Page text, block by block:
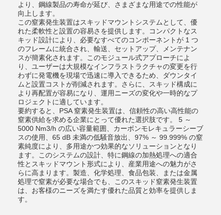
より、鋼線製品の寿命が延び、さまざまな用途での性能が
向上します。
この窒素発生装置はスキッドマウントシステムとして、優
れた柔軟性と設置の容易さを提供します。コンパクトなス
キッド設計により、必要なすべてのコンポーネントが 1 つ
のフレームに統合され、輸送、セットアップ、メンテナン
スが簡素化されます。このモジュール式アプローチによ
り、ユーザーは大規模なインフラストラクチャの変更を行
わずに発電機を現場で迅速に導入できるため、ダウンタイ
ムと設置コストが削減されます。さらに、スキッド構成に
より再配置が容易になり、運用ニーズの変化や一時的なプ
ロジェクトに適しています。
要約すると、PSA 窒素発生装置は、信頼性の高い高性能の
窒素供給を求める企業にとって優れた選択肢です。 5 ～
5000 Nm3/h の広い容量範囲、カーボンモレキュラーシーブ
スの使用、65 dB 未満の低騒音放出、97% ～ 99.999% の窒
素純度により、多用途かつ効果的なソリューションとなり
ます。このシステムの設計、特に鋼線の加熱処理への適合
性とスキッドマウント形式により、産業用途への魅力がさ
らに高まります。製造、化学処理、食品包装、または金属
処理で窒素が必要な場合でも、このスキッド窒素発生装置
は、お客様のニーズを満たす優れた品質と効率を提供しま
す。